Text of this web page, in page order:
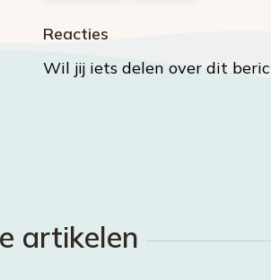
Reacties
Wil jij iets delen over dit
artikelen